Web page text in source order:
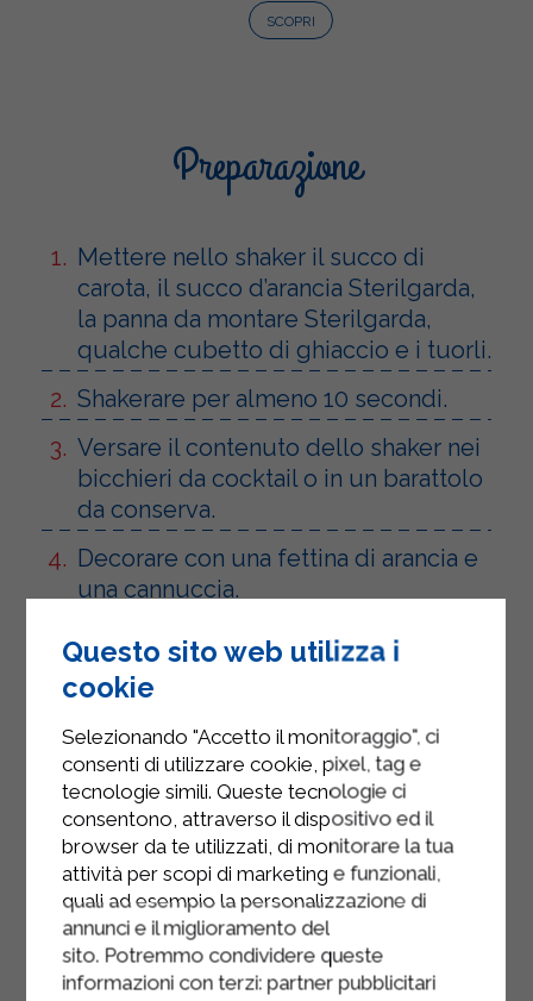
SCOPRI
Preparazione
Mettere nello shaker il succo di
carota, il succo d’arancia Sterilgarda,
la panna da montare Sterilgarda,
qualche cubetto di ghiaccio e i tuorli.
Shakerare per almeno 10 secondi.
Versare il contenuto dello shaker nei
bicchieri da cocktail o in un barattolo
da conserva.
Decorare con una fettina di arancia e
una cannuccia.
Questo sito web utilizza i
cookie
Selezionando "Accetto il monitoraggio", ci
consenti di utilizzare cookie, pixel, tag e
tecnologie simili. Queste tecnologie ci
consentono, attraverso il dispositivo ed il
browser da te utilizzati, di monitorare la tua
attività per scopi di marketing e funzionali,
quali ad esempio la personalizzazione di
annunci e il miglioramento del
sito. Potremmo condividere queste
informazioni con terzi: partner pubblicitari